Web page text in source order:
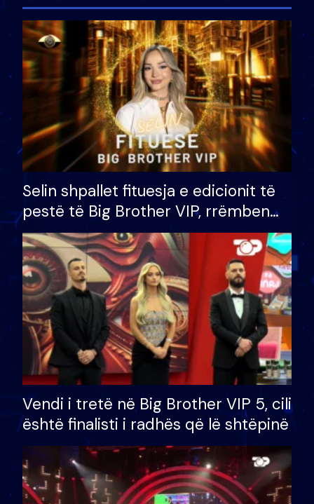
Selin shpallet fituesja e edicionit të
pestë të Big Brother VIP, rrëmben
çmimin e madh prej 100 mijë eurosh
Vendi i tretë në Big Brother VIP 5, cili
është finalisti i radhës që lë shtëpinë